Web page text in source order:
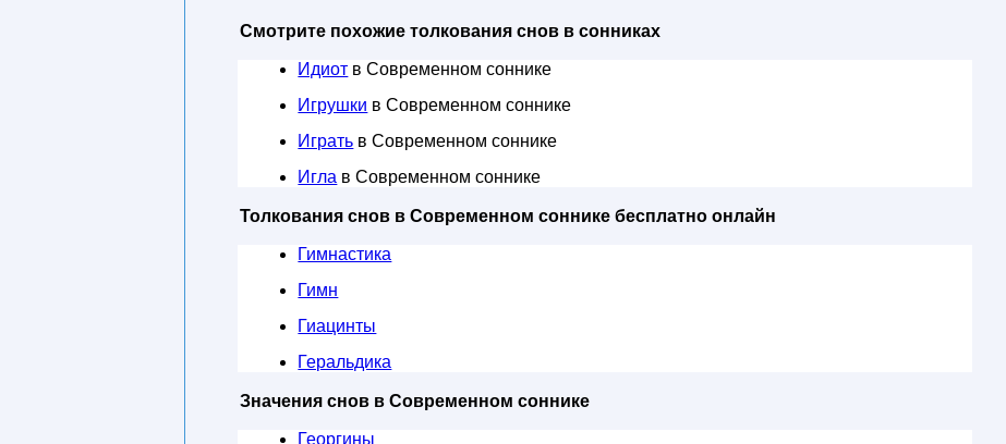
Смотрите похожие толкования снов в сонниках
Идиот в Современном соннике
Игрушки в Современном соннике
Играть в Современном соннике
Игла в Современном соннике
Толкования снов в Современном соннике бесплатно онлайн
Гимнастика
Гимн
Гиацинты
Геральдика
Значения снов в Современном соннике
Георгины